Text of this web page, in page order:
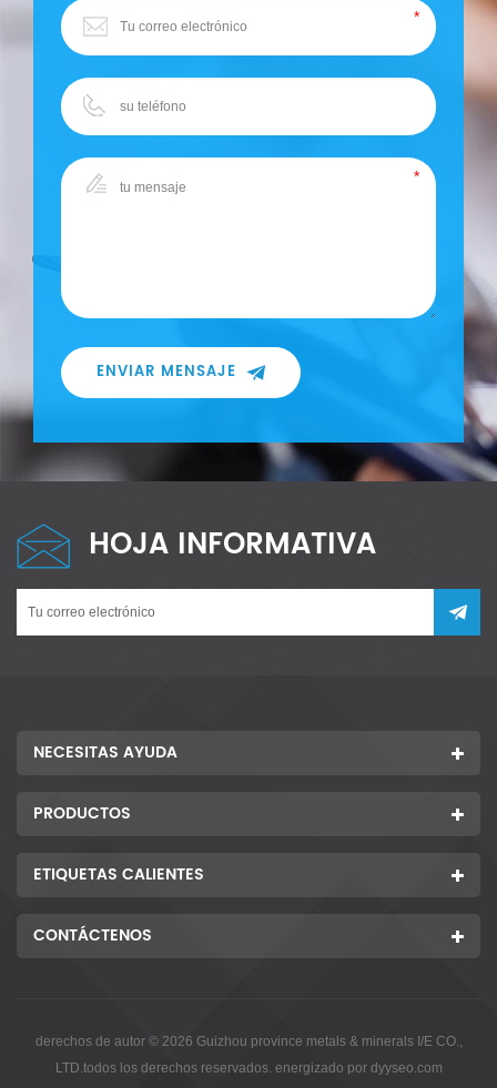
ENVIAR MENSAJE
HOJA INFORMATIVA
NECESITAS AYUDA
PRODUCTOS
ETIQUETAS CALIENTES
CONTÁCTENOS
derechos de autor © 2026 Guizhou province metals & minerals I/E CO.,
LTD.todos los derechos reservados. energizado por dyyseo.com